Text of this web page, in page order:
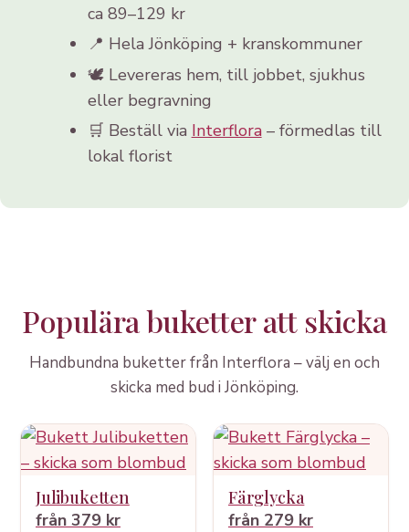
ca 89–129 kr
📍 Hela Jönköping + kranskommuner
🕊️ Levereras hem, till jobbet, sjukhus
eller begravning
🛒 Beställ via Interflora– förmedlas till
lokal florist
Populära buketter att skicka
Handbundna buketter från Interflora – välj en och
skicka med bud i Jönköping.
Julibuketten
från 379 kr
Färglycka
från 279 kr